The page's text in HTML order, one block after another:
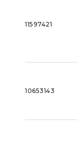
11597421
10653143